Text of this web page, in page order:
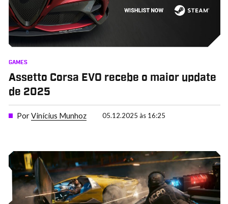
GAMES
Assetto Corsa EVO recebe o maior update
de 2025
PorVinícius Munhoz 05.12.2025 às 16:25